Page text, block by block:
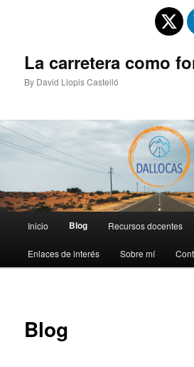
La carretera como
By David Llopis Castelló
principal
Inicio Blog Recursos docentes
Enlaces de interés Sobre mí
Blog